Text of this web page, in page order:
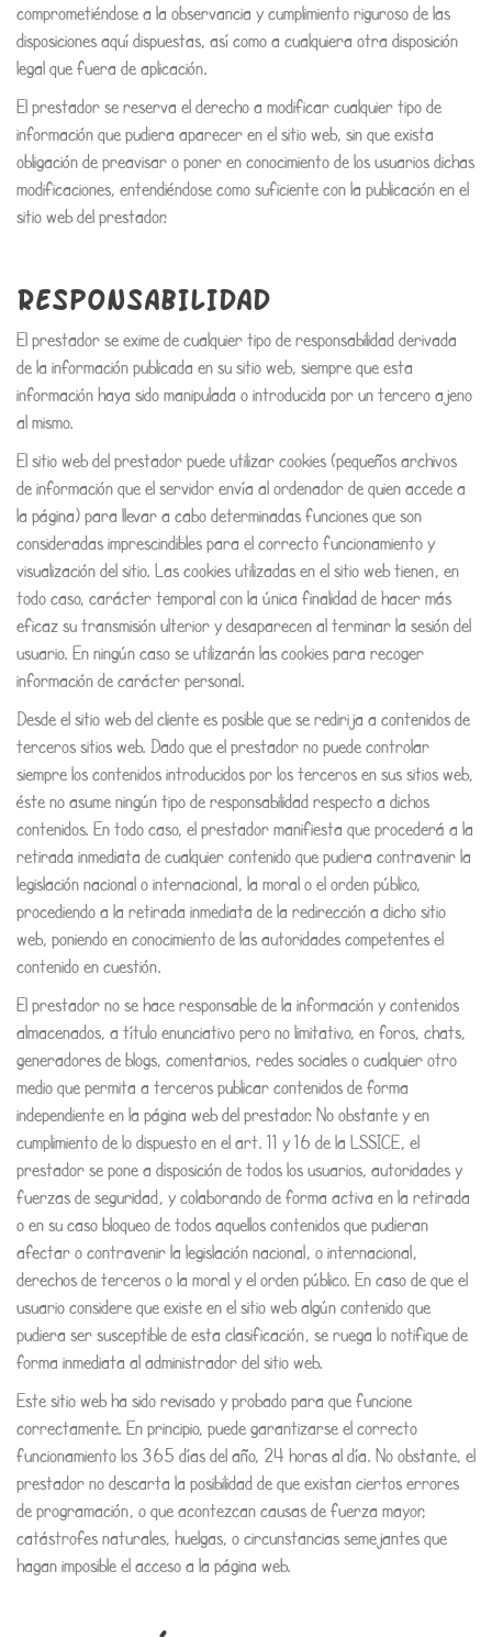
comprometiéndose a la observancia y cumplimiento riguroso de las
disposiciones aquí dispuestas, así como a cualquiera otra disposición
legal que fuera de aplicación.
El prestador se reserva el derecho a modificar cualquier tipo de
información que pudiera aparecer en el sitio web, sin que exista
obligación de preavisar o poner en conocimiento de los usuarios dichas
modificaciones, entendiéndose como suficiente con la publicación en el
sitio web del prestador.
RESPONSABILIDAD
El prestador se exime de cualquier tipo de responsabilidad derivada
de la información publicada en su sitio web, siempre que esta
información haya sido manipulada o introducida por un tercero ajeno
al mismo.
El sitio web del prestador puede utilizar cookies (pequeños archivos
de información que el servidor envía al ordenador de quien accede a
la página) para llevar a cabo determinadas funciones que son
consideradas imprescindibles para el correcto funcionamiento y
visualización del sitio. Las cookies utilizadas en el sitio web tienen, en
todo caso, carácter temporal con la única finalidad de hacer más
eficaz su transmisión ulterior y desaparecen al terminar la sesión del
usuario. En ningún caso se utilizarán las cookies para recoger
información de carácter personal.
Desde el sitio web del cliente es posible que se redirija a contenidos de
terceros sitios web. Dado que el prestador no puede controlar
siempre los contenidos introducidos por los terceros en sus sitios web,
éste no asume ningún tipo de responsabilidad respecto a dichos
contenidos. En todo caso, el prestador manifiesta que procederá a la
retirada inmediata de cualquier contenido que pudiera contravenir la
legislación nacional o internacional, la moral o el orden público,
procediendo a la retirada inmediata de la redirección a dicho sitio
web, poniendo en conocimiento de las autoridades competentes el
contenido en cuestión.
El prestador no se hace responsable de la información y contenidos
almacenados, a título enunciativo pero no limitativo, en foros, chats,
generadores de blogs, comentarios, redes sociales o cualquier otro
medio que permita a terceros publicar contenidos de forma
independiente en la página web del prestador. No obstante y en
cumplimiento de lo dispuesto en el art. 11 y 16 de la LSSICE, el
prestador se pone a disposición de todos los usuarios, autoridades y
fuerzas de seguridad, y colaborando de forma activa en la retirada
o en su caso bloqueo de todos aquellos contenidos que pudieran
afectar o contravenir la legislación nacional, o internacional,
derechos de terceros o la moral y el orden público. En caso de que el
usuario considere que existe en el sitio web algún contenido que
pudiera ser susceptible de esta clasificación, se ruega lo notifique de
forma inmediata al administrador del sitio web.
Este sitio web ha sido revisado y probado para que funcione
correctamente. En principio, puede garantizarse el correcto
funcionamiento los 365 días del año, 24 horas al día. No obstante, el
prestador no descarta la posibilidad de que existan ciertos errores
de programación, o que acontezcan causas de fuerza mayor,
catástrofes naturales, huelgas, o circunstancias semejantes que
hagan imposible el acceso a la página web.